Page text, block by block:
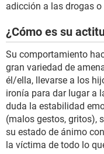
adicción a las drogas
¿Cómo es su
Su comportamiento
gran variedad de
él/ella, llevarse a los
ironía para dar lugar a
duda la estabilidad
(malos gestos, gritos),
su estado de ánimo
la víctima de todo lo